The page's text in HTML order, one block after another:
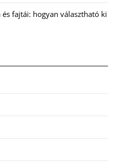
fajtái: hogyan választható ki